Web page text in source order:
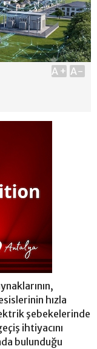
A+ A-
hızla
şebekelerinde
ihtiyacını
bulunduğu